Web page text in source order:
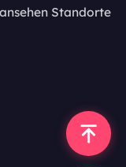
Standorte